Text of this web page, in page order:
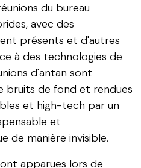
du bureau
avec des
présents et d'autres
à des technologies de
d'antan sont
bruits de fond et rendues
et high-tech par un
et
de manière invisible.
apparues lors de